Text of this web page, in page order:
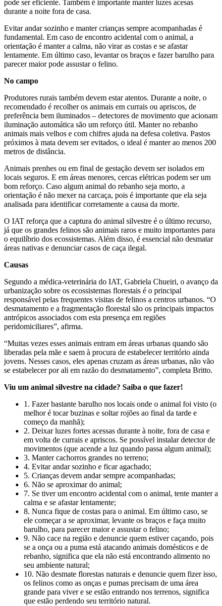
pode ser eficiente. Também é importante manter luzes acesas
durante a noite fora de casa.
Evitar andar sozinho e manter crianças sempre acompanhadas é
fundamental. Em caso de encontro acidental com o animal, a
orientação é manter a calma, não virar as costas e se afastar
lentamente. Em último caso, levantar os braços e fazer barulho para
parecer maior pode assustar o felino.
No campo
Produtores rurais também devem estar atentos. Durante a noite, o
recomendado é recolher os animais em currais ou apriscos, de
preferência bem iluminados – detectores de movimento que acionam
iluminação automática são um reforço útil. Manter no rebanho
animais mais velhos e com chifres ajuda na defesa coletiva. Pastos
próximos à mata devem ser evitados, o ideal é manter ao menos 200
metros de distância.
Animais prenhes ou em final de gestação devem ser isolados em
locais seguros. E em áreas menores, cercas elétricas podem ser um
bom reforço. Caso algum animal do rebanho seja morto, a
orientação é não mexer na carcaça, pois é importante que ela seja
analisada para identificar corretamente a causa da morte.
O IAT reforça que a captura do animal silvestre é o último recurso,
já que os grandes felinos são animais raros e muito importantes para
o equilíbrio dos ecossistemas. Além disso, é essencial não desmatar
áreas nativas e denunciar casos de caça ilegal.
Causas
Segundo a médica-veterinária do IAT, Gabriela Chueiri, o avanço da
urbanização sobre os ecossistemas florestais é o principal
responsável pelas frequentes visitas de felinos a centros urbanos. “O
desmatamento e a fragmentação florestal são os principais impactos
antrópicos associados com esta presença em regiões
peridomiciliares”, afirma.
“Muitas vezes esses animais entram em áreas urbanas quando são
liberadas pela mãe e saem à procura de estabelecer território ainda
jovens. Nesses casos, eles apenas cruzam as áreas urbanas, não vão
se estabelecer por ali em razão do desmatamento”, completa Britto.
Viu um animal silvestre na cidade? Saiba o que fazer!
1. Fazer bastante barulho nos locais onde o animal foi visto (o
melhor é tocar buzinas e soltar rojões ao final da tarde e
começo da manhã);
2. Deixar luzes fortes acessas durante à noite, fora de casa e
em volta de currais e apriscos. Se possível instalar detector de
movimentos (que acende a luz quando passa algum animal);
3. Manter cachorros grandes no terreno;
4. Evitar andar sozinho e ficar agachado;
5. Crianças devem andar sempre acompanhadas;
6. Não se aproximar do animal;
7. Se tiver um encontro acidental com o animal, tente manter a
calma e se afastar lentamente;
8. Nunca fique de costas para o animal. Em último caso, se
ele começar a se aproximar, levante os braços e faça muito
barulho, para parecer maior e assustar o felino;
9. Não cace na região e denuncie quem estiver caçando, pois
se a onça ou a puma está atacando animais domésticos e de
rebanho, significa que ela não está encontrando alimento no
seu ambiente natural;
10. Não desmate florestas naturais e denuncie quem fizer isso,
os felinos como as onças e pumas precisam de uma área
grande para viver e se estão entrando nos terrenos, significa
que estão perdendo seu território natural.